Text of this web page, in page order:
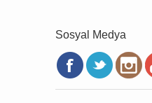
Sosyal Medya